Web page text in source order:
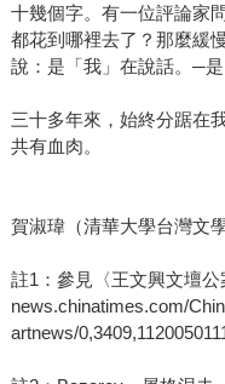
十幾個字。有一位評論家
都花到哪裡去了？那麼緩
說：是「我」在說話。─
三十多年來，始終分踞在
共有血肉。
賀淑瑋（清華大學台灣文
註1：參見〈王文興文壇公
news.chinatimes.com/
artnews/